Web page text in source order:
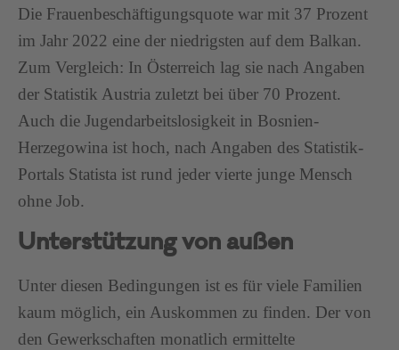
Die Frauenbeschäftigungsquote war mit 37 Prozent
im Jahr 2022 eine der niedrigsten auf dem Balkan.
Zum Vergleich: In Österreich lag sie nach Angaben
der Statistik Austria zuletzt bei über 70 Prozent.
Auch die Jugendarbeitslosigkeit in Bosnien-
Herzegowina ist hoch, nach Angaben des Statistik-
Portals Statista ist rund jeder vierte junge Mensch
ohne Job.
Unterstützung von außen
Unter diesen Bedingungen ist es für viele Familien
kaum möglich, ein Auskommen zu finden. Der von
den Gewerkschaften monatlich ermittelte